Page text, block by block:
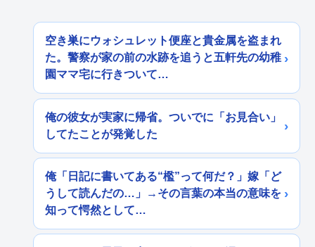
空き巣にウォシュレット便座と貴金属を盗まれ
た。警察が家の前の水跡を追うと五軒先の幼稚
園ママ宅に行きついて…
俺の彼女が実家に帰省。ついでに「お見合い」
してたことが発覚した
俺「日記に書いてある“檻”って何だ？」嫁「ど
うして読んだの…」→その言葉の本当の意味を
知って愕然として…